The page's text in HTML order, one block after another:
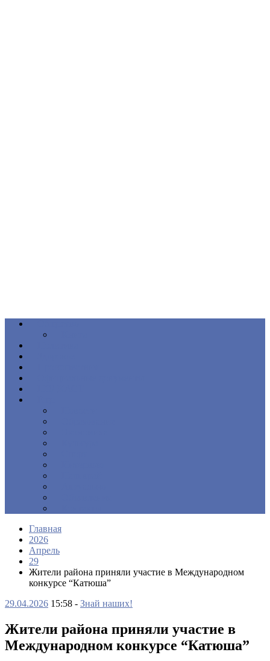
Главная
2026
Апрель
29
Жители района приняли участие в Международном
конкурсе “Катюша”
29.04.2026 15:58 - Знай наших!
Жители района приняли участие в
Международном конкурсе “Катюша”